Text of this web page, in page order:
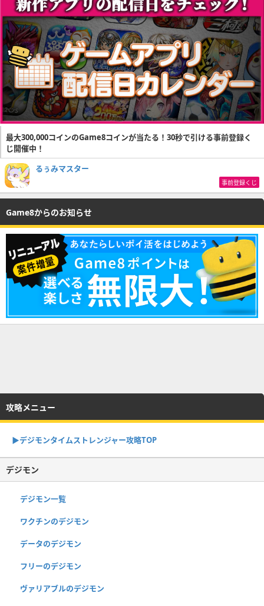
最大300,000コインのGame8コインが当たる！30秒で引ける事前登録く
じ開催中！
るぅみマスター
事前登録くじ
Game8からのお知らせ
攻略メニュー
▶︎デジモンタイムストレンジャー攻略TOP
デジモン
デジモン一覧
ワクチンのデジモン
データのデジモン
フリーのデジモン
ヴァリアブルのデジモン